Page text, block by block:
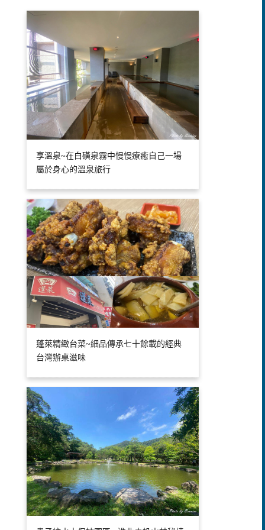
享溫泉~在白磺泉霧中慢慢療癒自己一場
屬於身心的溫泉旅行
蓬萊精緻台菜~細品傳承七十餘載的經典
台灣辦桌滋味